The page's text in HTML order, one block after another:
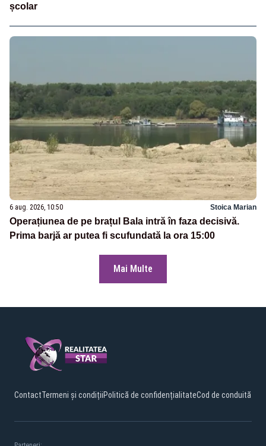
școlar
6 aug. 2026, 10:50 Stoica Marian
Operațiunea de pe brațul Bala intră în faza decisivă.
Prima barjă ar putea fi scufundată la ora 15:00
Mai Multe
ContactTermeni și condițiiPolitică de confidențialitateCod de conduită